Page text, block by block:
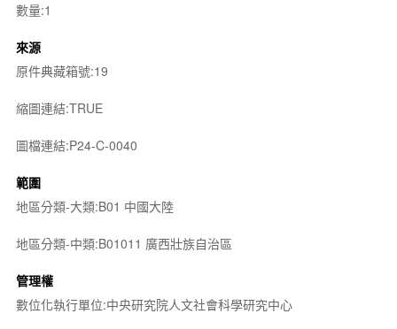
數量:1
來源
原件典藏箱號:19
縮圖連結:TRUE
圖檔連結:P24-C-0040
範圍
地區分類-大類:B01 中國大陸
地區分類-中類:B01011 廣西壯族自治區
管理權
數位化執行單位:中央研究院人文社會科學研究中心